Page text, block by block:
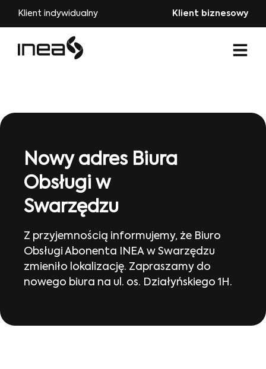
Klient indywidualny Klient biznesowy
Nowy adres Biura
Obsługi w
Swarzędzu
Z przyjemnością informujemy, że Biuro
Obsługi Abonenta INEA w Swarzędzu
zmieniło lokalizację. Zapraszamy do
nowego biura na ul. os. Działyńskiego 1H.